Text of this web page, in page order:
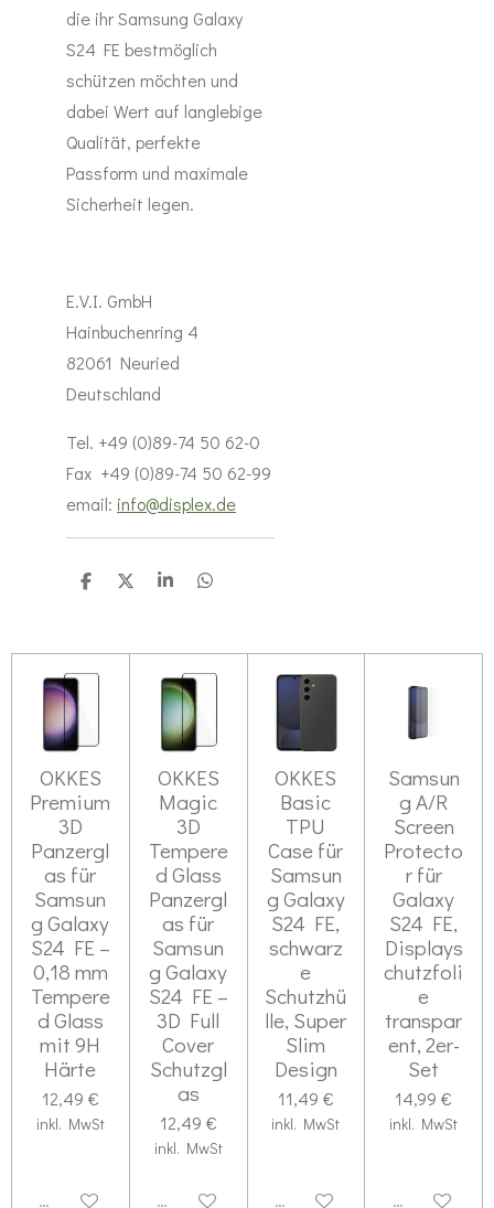
die ihr Samsung Galaxy
S24 FE bestmöglich
schützen möchten und
dabei Wert auf langlebige
Qualität, perfekte
Passform und maximale
Sicherheit legen.
E.V.I. GmbH
Hainbuchenring 4
82061 Neuried
Deutschland
Tel. +49 (0)89-74 50 62-0
Fax +49 (0)89-74 50 62-99
email: info@displex.de
T
e
n
T
e
T
e
n
T
e
n
OKKES
Premium
3D
Panzergl
as für
Samsun
g Galaxy
S24 FE –
0,18 mm
Tempere
d Glass
mit 9H
Härte
12,49 €
inkl. MwSt
Deaktiviert
OKKES
Magic
3D
Tempere
d Glass
Panzergl
as für
Samsun
g Galaxy
S24 FE –
3D Full
Cover
Schutzgl
as
12,49 €
inkl. MwSt
Deaktiviert
OKKES
Basic
TPU
Case für
Samsun
g Galaxy
S24 FE,
schwarz
e
Schutzhü
lle, Super
Slim
Design
11,49 €
inkl. MwSt
Deaktiviert
Samsun
g A/R
Screen
Protecto
r für
Galaxy
S24 FE,
Displays
chutzfoli
e
transpar
ent, 2er-
Set
14,99 €
inkl. MwSt
Deaktiviert